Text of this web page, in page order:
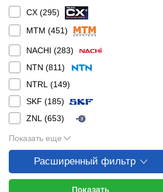
CX (295)
MTM (451)
NACHI (283)
NTN (811)
NTRL (149)
SKF (185)
ZNL (653)
Показать еще
Расширенный фильтр